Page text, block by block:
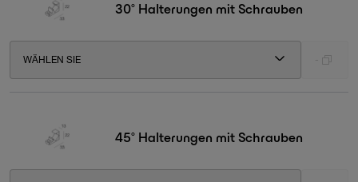
30° Halterungen mit Schrauben
WÄHLEN SIE
45° Halterungen mit Schrauben